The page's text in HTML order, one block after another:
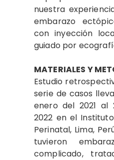
nuestra
embarazo
con inyección
guiado por
MATERIALES Y
Estudio
serie de casos
enero del 2021
2022 en el
Perinatal, Lima,
tuvieron
complicado,